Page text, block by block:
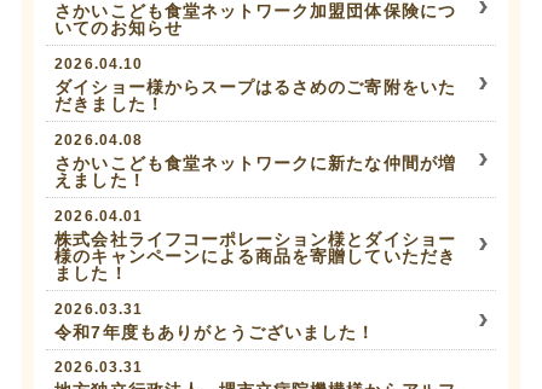
さかいこども食堂ネットワーク加盟団体保険につ
いてのお知らせ
2026.04.10
ダイショー様からスープはるさめのご寄附をいた
だきました！
2026.04.08
さかいこども食堂ネットワークに新たな仲間が増
えました！
2026.04.01
株式会社ライフコーポレーション様とダイショー
様のキャンペーンによる商品を寄贈していただき
ました！
2026.03.31
令和7年度もありがとうございました！
2026.03.31